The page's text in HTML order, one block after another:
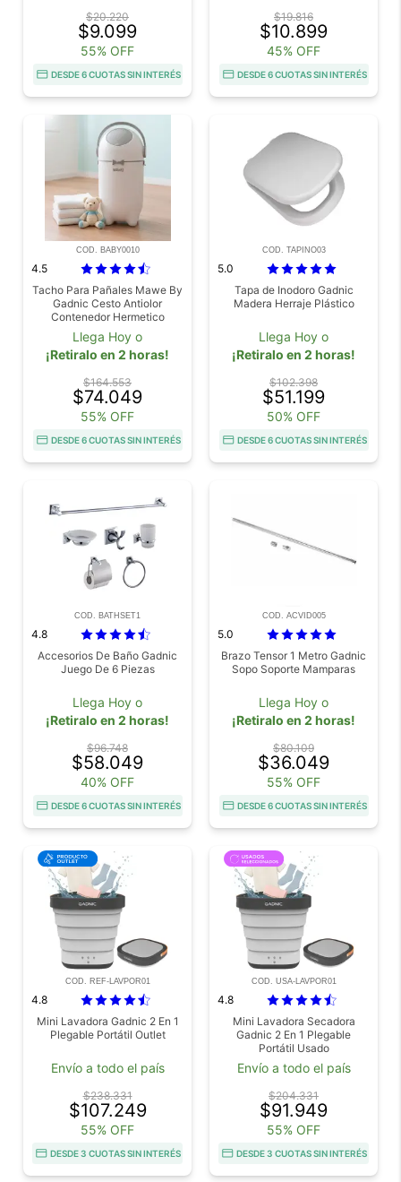
$20.220
$9.099
55% OFF
DESDE 6 CUOTAS SIN INTERÉS
$19.816
$10.899
45% OFF
DESDE 6 CUOTAS SIN INTERÉS
COD. BABY0010
4.5
Tacho Para Pañales Mawe By
Gadnic Cesto Antiolor
Contenedor Hermetico
Capacidad 12L Compacto
Llega Hoy o
¡Retiralo en 2 horas!
$164.553
$74.049
55% OFF
DESDE 6 CUOTAS SIN INTERÉS
COD. TAPINO03
5.0
Tapa de Inodoro Gadnic
Madera Herraje Plástico
Llega Hoy o
¡Retiralo en 2 horas!
$102.398
$51.199
50% OFF
DESDE 6 CUOTAS SIN INTERÉS
COD. BATHSET1
4.8
Accesorios De Baño Gadnic
Juego De 6 Piezas
Llega Hoy o
¡Retiralo en 2 horas!
$96.748
$58.049
40% OFF
DESDE 6 CUOTAS SIN INTERÉS
COD. ACVID005
5.0
Brazo Tensor 1 Metro Gadnic
Sopo Soporte Mamparas
Llega Hoy o
¡Retiralo en 2 horas!
$80.109
$36.049
55% OFF
DESDE 6 CUOTAS SIN INTERÉS
COD. REF-LAVPOR01
4.8
Mini Lavadora Gadnic 2 En 1
Plegable Portátil Outlet
Envío a todo el país
$238.331
$107.249
55% OFF
DESDE 3 CUOTAS SIN INTERÉS
COD. USA-LAVPOR01
4.8
Mini Lavadora Secadora
Gadnic 2 En 1 Plegable
Portátil Usado
Envío a todo el país
$204.331
$91.949
55% OFF
DESDE 3 CUOTAS SIN INTERÉS